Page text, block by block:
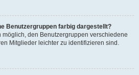
Benutzergruppen farbig dargestellt?
möglich, den Benutzergruppen verschiedene
Mitglieder leichter zu identifizieren sind.